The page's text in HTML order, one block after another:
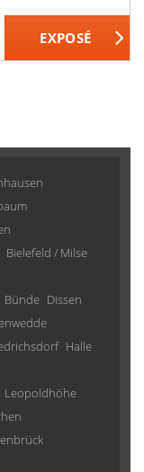
Bielefeld / Milse
Bünde Dissen
Halle
Leopoldhöhe